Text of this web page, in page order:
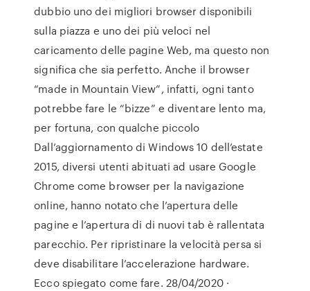
dubbio uno dei migliori browser disponibili
sulla piazza e uno dei più veloci nel
caricamento delle pagine Web, ma questo non
significa che sia perfetto. Anche il browser
“made in Mountain View”, infatti, ogni tanto
potrebbe fare le “bizze” e diventare lento ma,
per fortuna, con qualche piccolo
Dall’aggiornamento di Windows 10 dell’estate
2015, diversi utenti abituati ad usare Google
Chrome come browser per la navigazione
online, hanno notato che l’apertura delle
pagine e l’apertura di di nuovi tab è rallentata
parecchio. Per ripristinare la velocità persa si
deve disabilitare l’accelerazione hardware.
Ecco spiegato come fare. 28/04/2020 ·